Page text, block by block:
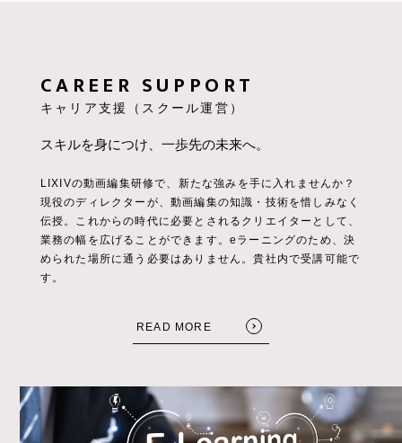
FOLLOW US:
CAREER SUPPORT
キャリア支援（スクール運営）
スキルを身につけ、一歩先の未来へ。
LIXIVの動画編集研修で、新たな強みを手に入れませんか？
現役のディレクターが、動画編集の知識・技術を惜しみなく
伝授。 これからの時代に必要とされるクリエイターとして、
業務の幅を広げることができます。 eラーニングのため、決
められた場所に通う必要はありません。貴社内で受講可能で
す。
READ MORE